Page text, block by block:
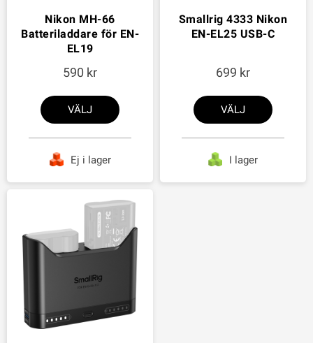
Nikon MH-66
Batteriladdare för EN-
EL19
590
VÄLJ
Ej i lager
Smallrig 4333 Nikon
EN-EL25 USB-C
699
VÄLJ
I lager